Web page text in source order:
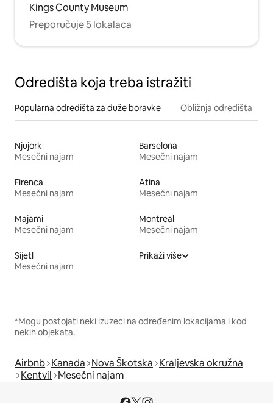
Kings County Museum
Preporučuje 5 lokalaca
Odredišta koja treba istražiti
Popularna odredišta za duže boravke Obližnja odredišta
Njujork
Mesečni najam
Barselona
Mesečni najam
Firenca
Mesečni najam
Atina
Mesečni najam
Majami
Mesečni najam
Montreal
Mesečni najam
Sijetl
Mesečni najam
Prikaži više
*Mogu postojati neki izuzeci na određenim lokacijama i kod
nekih objekata.
Airbnb Kanada Nova Škotska Kraljevska okružna
Kentvil Mesečni najam